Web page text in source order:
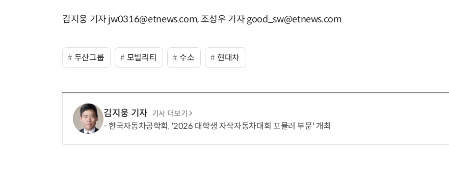
김지웅 기자 jw0316@etnews.com, 조성우 기자 good_sw@etnews.com
두산그룹 모빌리티 수소 현대차
김지웅 기자 기사 더보기
한국자동차공학회, '2026 대학생 자작자동차대회 포뮬러 부문' 개최